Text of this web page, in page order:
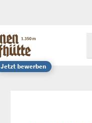
Jetzt bewerben